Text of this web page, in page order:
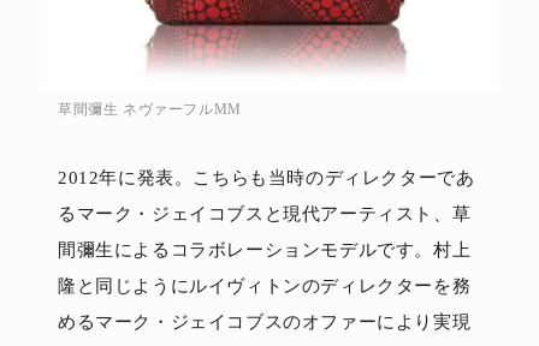
草間彌生 ネヴァーフルMM
2012年に発表。こちらも当時のディレクターであ
るマーク・ジェイコブスと現代アーティスト、草
間彌生によるコラボレーションモデルです。村上
隆と同じようにルイヴィトンのディレクターを務
めるマーク・ジェイコブスのオファーにより実現